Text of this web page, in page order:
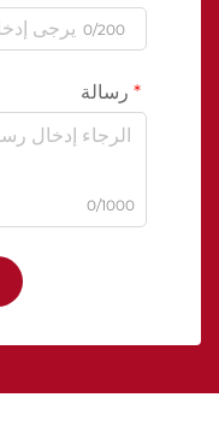
0/200
رسالة
0/1000